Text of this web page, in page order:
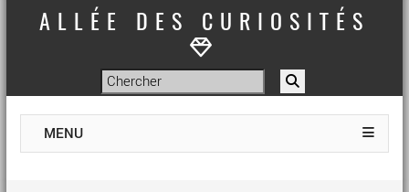
ALLÉE DES CURIOSITÉS
MENU